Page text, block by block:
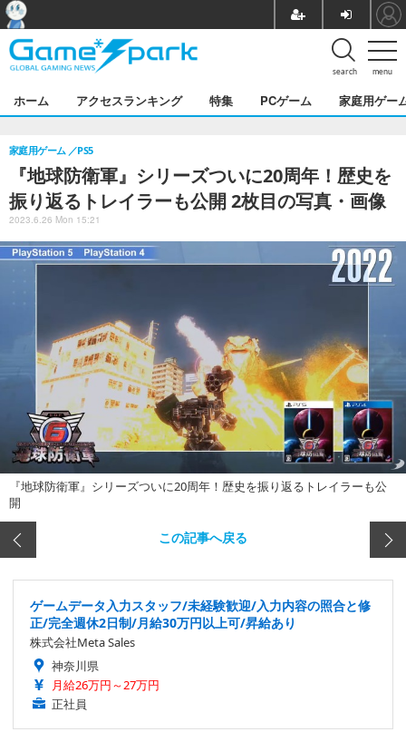
menu
search
ホーム アクセスランキング 特集 PCゲーム 家庭用ゲー
『地球防衛軍』シリーズついに20周年！歴史を
振り返るトレイラーも公開 2枚目の写真・画像
家庭用ゲーム PS5
2023.6.26 Mon 15:21
『地球防衛軍』シリーズついに20周年！歴史を振り返るトレイラーも公
開
この記事へ戻る
ゲームデータ入力スタッフ/未経験歓迎/入力内容の照合と修
正/完全週休2日制/月給30万円以上可/昇給あり
株式会社Meta Sales
神奈川県
月給26万円～27万円
正社員